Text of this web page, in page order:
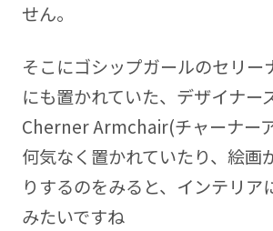
せん。
そこにゴシップガールのセリー
にも置かれていた、デザイナー
Cherner Armchair(チャーナー
何気なく置かれていたり、絵画
りするのをみると、インテリア
みたいですね